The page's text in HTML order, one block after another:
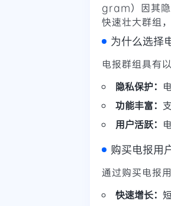
gram）因其隐
快速壮大群组
为什么选择
电报群组具有
隐私保护：
功能丰富：
用户活跃：
购买电报用
通过购买电报
快速增长：